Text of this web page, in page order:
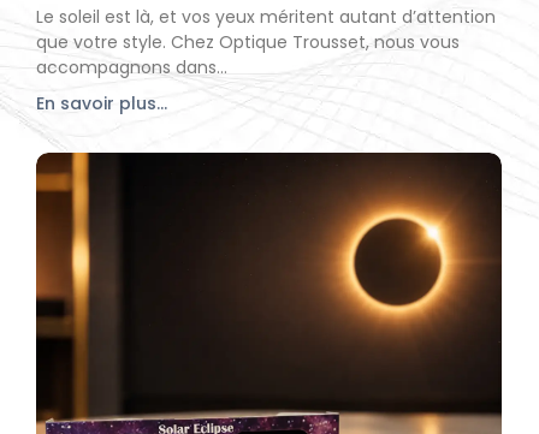
Le soleil est là, et vos yeux méritent autant d’attention
que votre style. Chez Optique Trousset, nous vous
accompagnons dans...
En savoir plus...